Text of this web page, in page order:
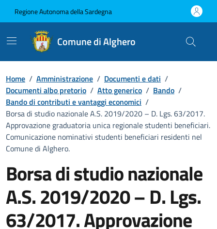
Regione Autonoma della Sardegna
Comune di Alghero
Home / Amministrazione / Documenti e dati /
Documenti albo pretorio / Atto generico / Bando /
Bando di contributi e vantaggi economici /
Borsa di studio nazionale A.S. 2019/2020 – D. Lgs. 63/2017.
Approvazione graduatoria unica regionale studenti beneficiari.
Comunicazione nominativi studenti beneficiari residenti nel
Comune di Alghero.
Borsa di studio nazionale
A.S. 2019/2020 – D. Lgs.
63/2017. Approvazione